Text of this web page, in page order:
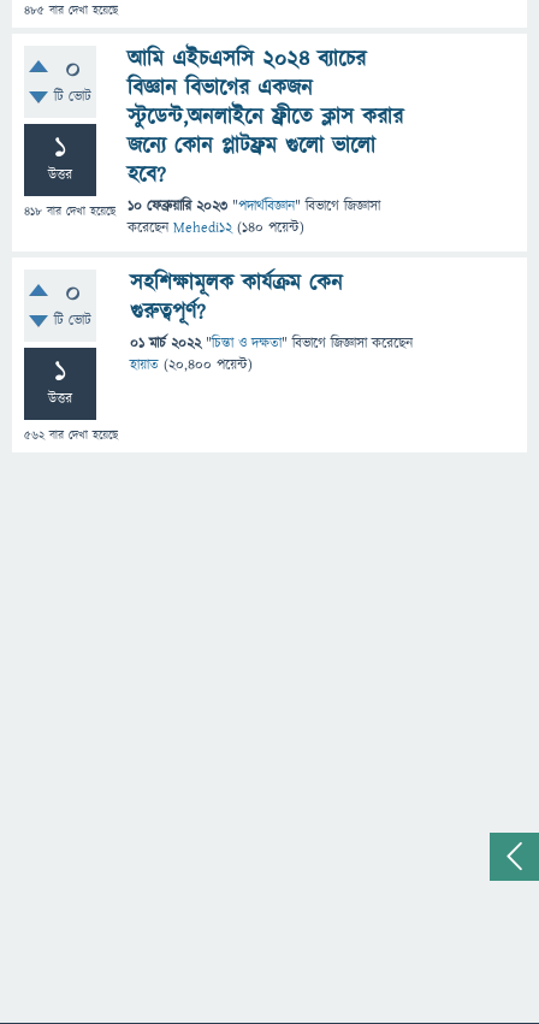
485 বার দেখা হয়েছে
0
টি ভোট
1
উত্তর
418 বার দেখা হয়েছে
আমি এইচএসসি ২০২৪ ব্যাচের
বিজ্ঞান বিভাগের একজন
স্টুডেন্ট,অনলাইনে ফ্রীতে ক্লাস করার
জন্যে কোন প্লাটফ্রম গুলো ভালো
হবে?
10 ফেব্রুয়ারি 2023 "পদার্থবিজ্ঞান" বিভাগে জিজ্ঞাসা
করেছেনMehedi১২ (140 পয়েন্ট)
0
টি ভোট
1
উত্তর
562বার দেখা হয়েছে
সহশিক্ষামূলক কার্যক্রম কেন
গুরুত্বপূর্ণ?
01 মার্চ 2022 "চিন্তা ও দক্ষতা" বিভাগে জিজ্ঞাসাকরেছেন
হায়াত (20,400 পয়েন্ট)